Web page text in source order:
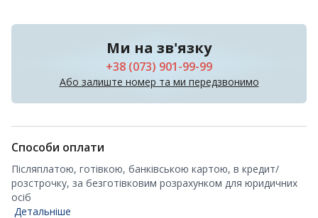
Ми на зв'язку
+38 (073) 901-99-99
Або залиште номер та ми передзвонимо
Способи оплати
Післяплатою, готівкою, банківською картою, в кредит/
розстрочку, за безготівковим розрахунком для юридичних
осіб
Детальніше